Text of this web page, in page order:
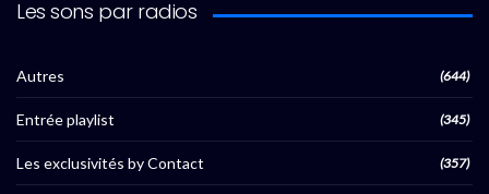
Les sons par radios
Autres (644)
Entrée playlist (345)
Les exclusivités by Contact (357)